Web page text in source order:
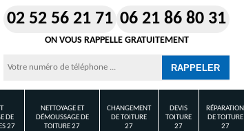
02 52 56 21 71 06 21 86 80 31
ON VOUS RAPPELLE GRATUITEMENT
DE
27
NETTOYAGE ET
DÉMOUSSAGE DE
TOITURE 27
CHANGEMENT
DE TOITURE
27
DEVIS
TOITURE
27
RÉPARATION
DE TOITURE
27